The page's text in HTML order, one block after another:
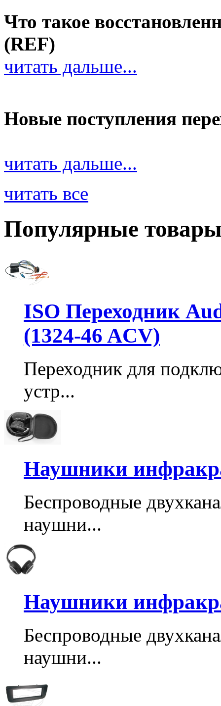
Что такое
(REF)
читать дальше...
Новые поступления
читать дальше...
читать все
Популярные
ISO Переходник
(1324-46 ACV)
Переходник для
устр...
Наушники
Беспроводные
наушни...
Наушники
Беспроводные
наушни...